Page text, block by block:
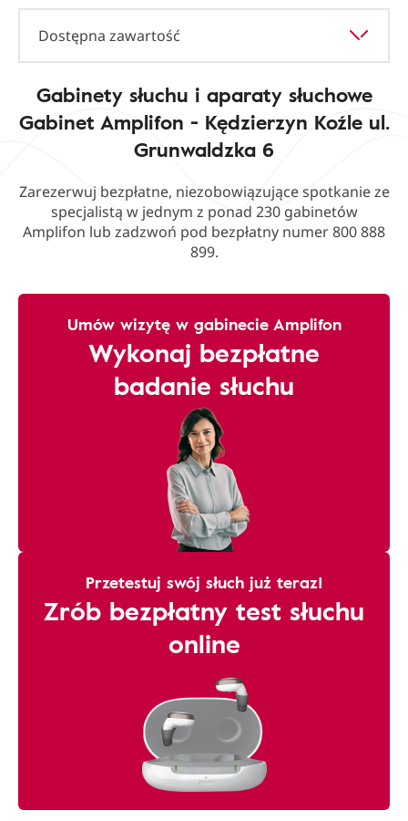
Dostępna zawartość
Gabinety słuchu i aparaty słuchowe
Gabinet Amplifon - Kędzierzyn Koźle ul.
Grunwaldzka 6
Zarezerwuj bezpłatne, niezobowiązujące spotkanie ze
specjalistą w jednym z ponad 230 gabinetów
Amplifon lub zadzwoń pod bezpłatny numer 800 888
899.
Umów wizytę w gabinecie Amplifon
Wykonaj bezpłatne
badanie słuchu
Przetestuj swój słuch już teraz!
Zrób bezpłatny test słuchu
online